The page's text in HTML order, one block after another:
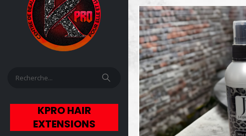
KPRO HAIR
EXTENSIONS